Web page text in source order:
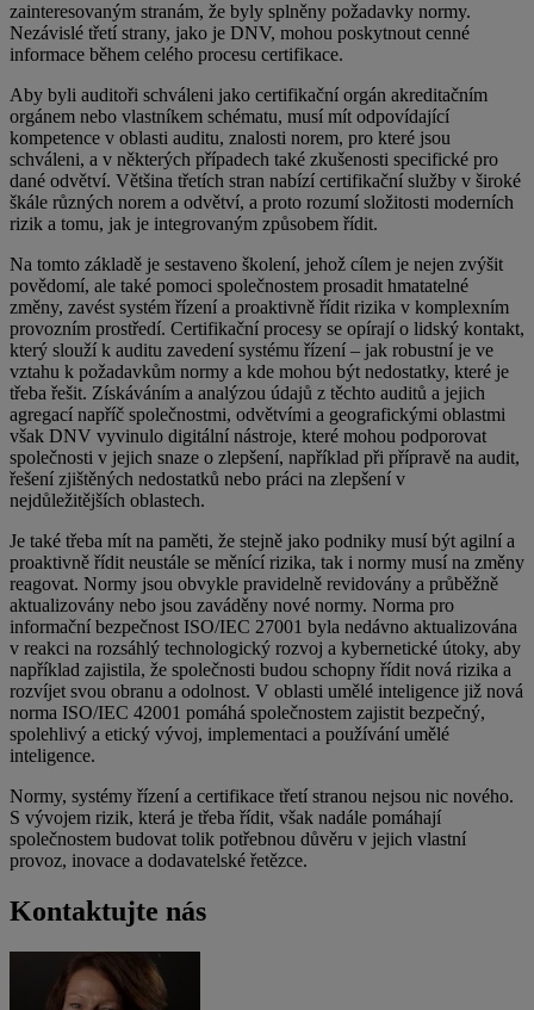
zainteresovaným stranám, že byly splněny požadavky normy.
Nezávislé třetí strany, jako je DNV, mohou poskytnout cenné
informace během celého procesu certifikace.
Aby byli auditoři schváleni jako certifikační orgán akreditačním
orgánem nebo vlastníkem schématu, musí mít odpovídající
kompetence v oblasti auditu, znalosti norem, pro které jsou
schváleni, a v některých případech také zkušenosti specifické pro
dané odvětví. Většina třetích stran nabízí certifikační služby v široké
škále různých norem a odvětví, a proto rozumí složitosti moderních
rizik a tomu, jak je integrovaným způsobem řídit.
Na tomto základě je sestaveno školení, jehož cílem je nejen zvýšit
povědomí, ale také pomoci společnostem prosadit hmatatelné
změny, zavést systém řízení a proaktivně řídit rizika v komplexním
provozním prostředí. Certifikační procesy se opírají o lidský kontakt,
který slouží k auditu zavedení systému řízení – jak robustní je ve
vztahu k požadavkům normy a kde mohou být nedostatky, které je
třeba řešit. Získáváním a analýzou údajů z těchto auditů a jejich
agregací napříč společnostmi, odvětvími a geografickými oblastmi
však DNV vyvinulo digitální nástroje, které mohou podporovat
společnosti v jejich snaze o zlepšení, například při přípravě na audit,
řešení zjištěných nedostatků nebo práci na zlepšení v
nejdůležitějších oblastech.
Je také třeba mít na paměti, že stejně jako podniky musí být agilní a
proaktivně řídit neustále se měnící rizika, tak i normy musí na změny
reagovat. Normy jsou obvykle pravidelně revidovány a průběžně
aktualizovány nebo jsou zaváděny nové normy. Norma pro
informační bezpečnost ISO/IEC 27001 byla nedávno aktualizována
v reakci na rozsáhlý technologický rozvoj a kybernetické útoky, aby
například zajistila, že společnosti budou schopny řídit nová rizika a
rozvíjet svou obranu a odolnost. V oblasti umělé inteligence již nová
norma ISO/IEC 42001 pomáhá společnostem zajistit bezpečný,
spolehlivý a etický vývoj, implementaci a používání umělé
inteligence.
Normy, systémy řízení a certifikace třetí stranou nejsou nic nového.
S vývojem rizik, která je třeba řídit, však nadále pomáhají
společnostem budovat tolik potřebnou důvěru v jejich vlastní
provoz, inovace a dodavatelské řetězce.
Kontaktujte nás